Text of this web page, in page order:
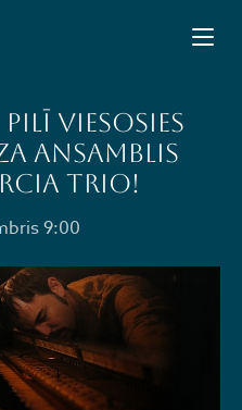
viesosies
ansamblis
TRIO!
9:00